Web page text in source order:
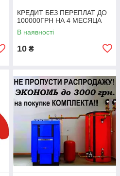
КРЕДИТ БЕЗ ПЕРЕПЛАТ ДО
100000ГРН НА 4 МЕСЯЦА
В наявності
10 ₴